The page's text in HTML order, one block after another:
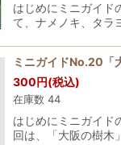
はじめにミニガイド
て、ナメノキ、タラ
ミニガイドNo.20「
300円(税込)
在庫数 44
はじめにミニガイド
回は、「大阪の樹木